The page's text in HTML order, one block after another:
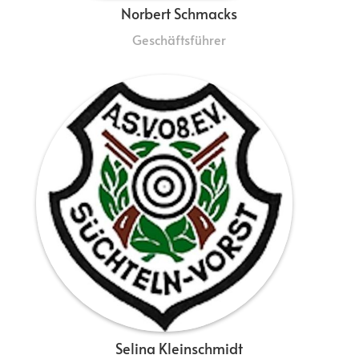
Norbert Schmacks
Geschäftsführer
Selina Kleinschmidt